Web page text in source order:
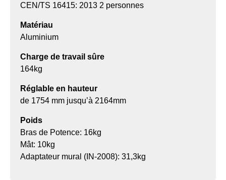
CEN/TS 16415: 2013 2 personnes
Matériau
Aluminium
Charge de travail sûre
164kg
Réglable en hauteur
de 1754 mm jusqu’à 2164mm
Poids
Bras de Potence: 16kg
Mât: 10kg
Adaptateur mural (IN-2008): 31,3kg